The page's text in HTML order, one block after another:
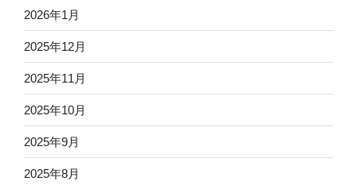
2026年1月
2025年12月
2025年11月
2025年10月
2025年9月
2025年8月